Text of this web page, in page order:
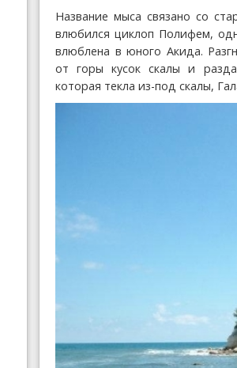
Название мыса связано со
влюбился циклоп Полифем,
влюблена в юного Акида.
от горы кусок скалы и
которая текла из-под скалы,